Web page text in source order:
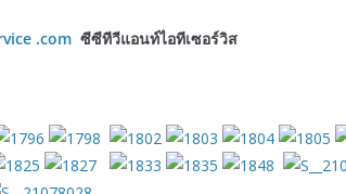
.com ซีซีทีวีแอนท์ไอทีเซอร์วิส